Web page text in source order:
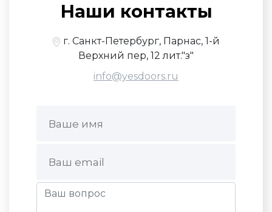
Наши контакты
г. Санкт-Петербург, Парнас, 1-й
Верхний пер, 12 лит."з"
info@yesdoors.ru